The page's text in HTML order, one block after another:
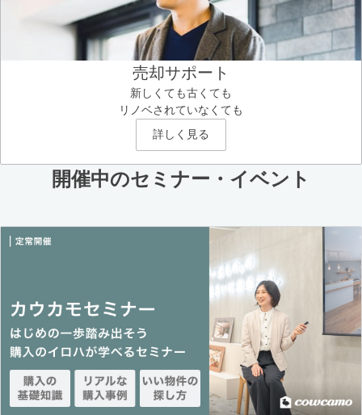
売却サポート
新しくても古くても
リノベされていなくても
詳しく見る
開催中のセミナー・イベント